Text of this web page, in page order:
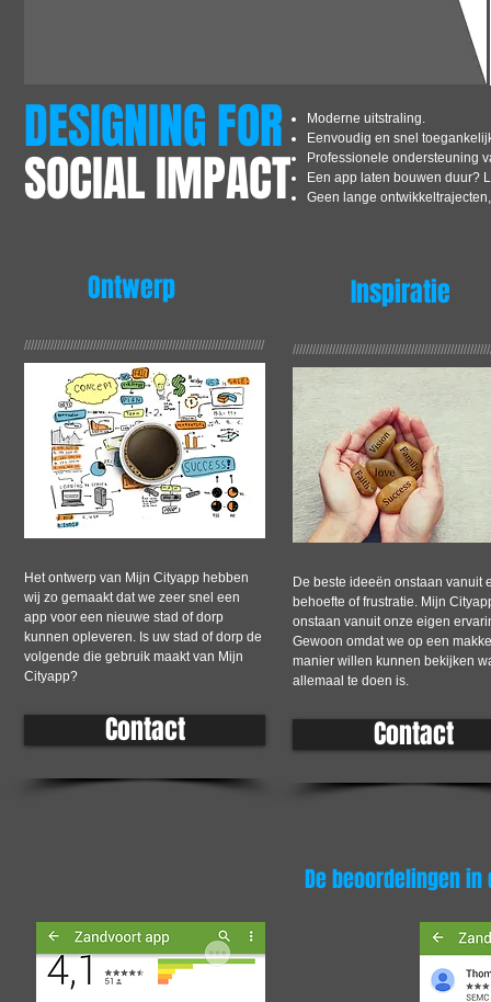
DESIGNING FOR
SOCIAL IMPACT
Moderne uitstraling.
Eenvoudig en snel
Professionele ondersteuning
Een app laten bouwen duur?
Geen lange
Ontwerp
/////////////////////////////////////////////////////////////////////////
Het ontwerp van Mijn Cityapp hebben
wij zo gemaakt dat we zeer snel een
app voor een nieuwe stad of dorp
kunnen opleveren. Is uw stad of dorp de
volgende die gebruik maakt van Mijn
Cityapp?
Contact
Inspiratie
De beste ideeën onstaan vanuit
behoefte of frustratie. Mijn
onstaan vanuit onze eigen
Gewoon omdat we op een
manier willen kunnen bekijken
allemaal te doen is.
Contact
De beoordelingen